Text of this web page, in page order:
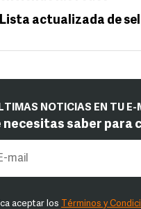
Lista actualizada de
NOTICIAS EN TU E-
necesitas saber para
aceptar los Términos y